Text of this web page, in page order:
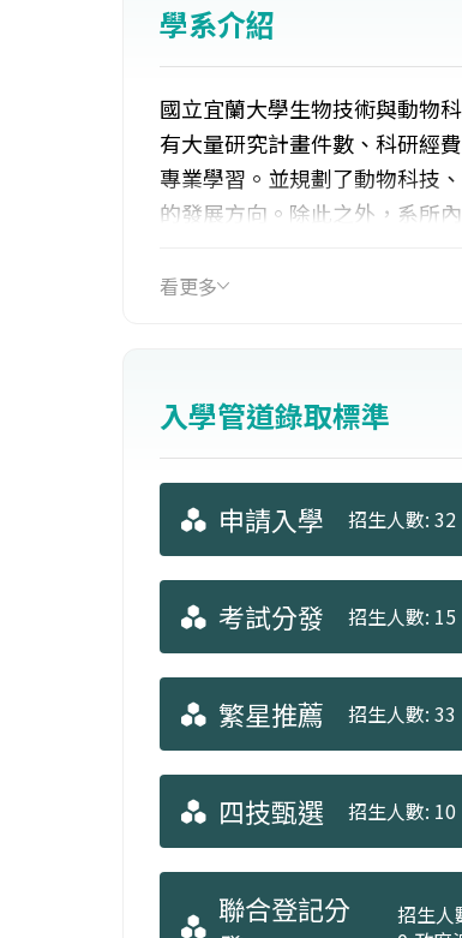
學系介紹
國立宜蘭大學生物技術與動物
有大量研究計畫件數、科研經
專業學習。並規劃了動物科技
的發展方向。除此之外，系所
看更多
入學管道錄取標準
申請入學 招生人數: 32
考試分發 招生人數: 15
繁星推薦 招生人數: 33
四技甄選 招生人數: 10
聯合登記分
招生人